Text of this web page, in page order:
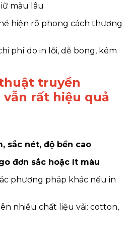
màu lâu
hiện rõ phong cách thương
phí do in lỗi, dễ bong, kém
truyền
rất hiệu quả
sắc nét, độ bền cao
đơn sắc hoặc ít màu
phương pháp khác nếu in
nhiều chất liệu vải: cotton,